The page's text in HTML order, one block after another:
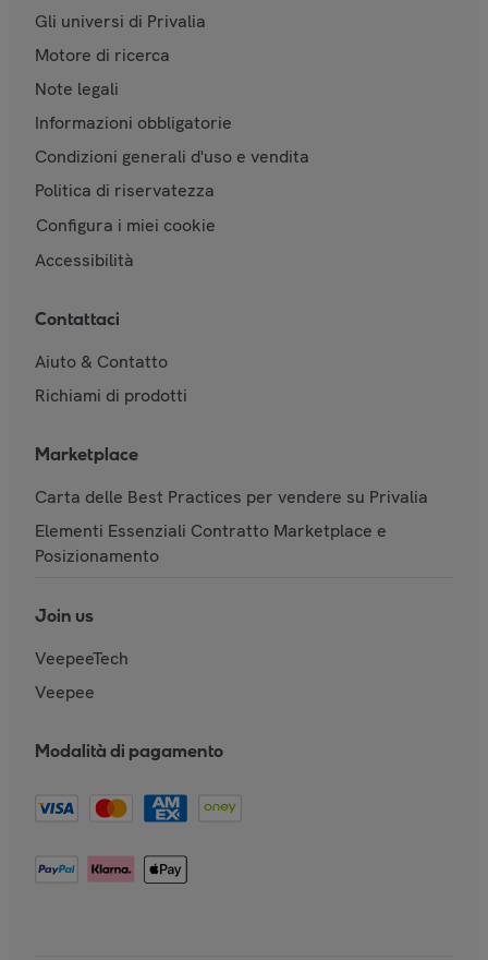
Gli universi di Privalia
Motore di ricerca
Note legali
Informazioni obbligatorie
Condizioni generali d'uso e vendita
Politica di riservatezza
Configura i miei cookie
Accessibilità
Contattaci
Aiuto & Contatto
Richiami di prodotti
Marketplace
Carta delle Best Practices per vendere su Privalia
Elementi Essenziali Contratto Marketplace e
Posizionamento
Join us
VeepeeTech
Veepee
Modalità di pagamento